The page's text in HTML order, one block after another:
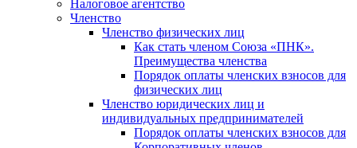
Налоговое агентство
Членство
Членство физических лиц
Как стать членом Союза «ПНК».
Преимущества членства
Порядок оплаты членских взносов для
физических лиц
Членство юридических лиц и
индивидуальных предпринимателей
Порядок оплаты членских взносов для